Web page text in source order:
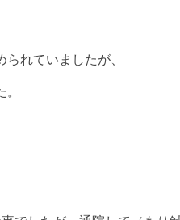
れていましたが、